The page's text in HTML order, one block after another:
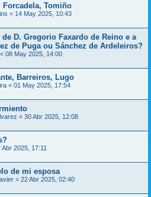
Tomiño
« 14 May 2025, 10:43
D. Gregorio Faxardo de Reino e a
de Puga ou Sánchez de Ardeleiros?
« 08 May 2025, 14:00
Barreiros, Lugo
« 01 May 2025, 17:54
« 30 Abr 2025, 12:08
Abr 2025, 17:11
de mi esposa
« 22 Abr 2025, 02:40